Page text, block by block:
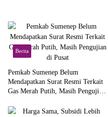
Berita
Pemkab Sumenep Belum
Mendapatkan Surat Resmi Terkait
Gas Merah Putih, Masih Pengujian